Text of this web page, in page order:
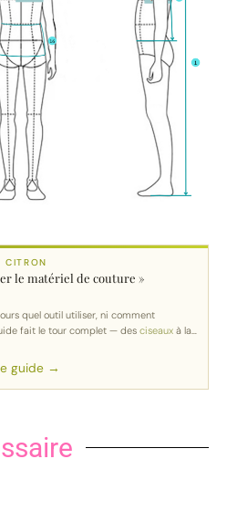
CITRON
le matériel de couture »
quel outil utiliser, ni comment
fait le tour complet — des ciseaux à la
guide →